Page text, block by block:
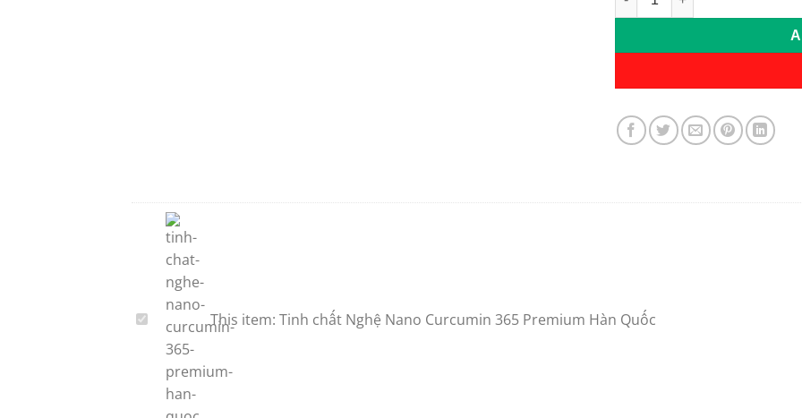
Tinh
Nano
Curcumin
This item: Tinh chất Nghệ Nano Curcumin 365 Premium Hàn Quốc